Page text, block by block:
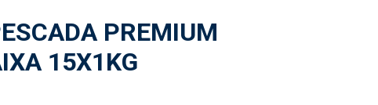
PREMIUM
15X1KG